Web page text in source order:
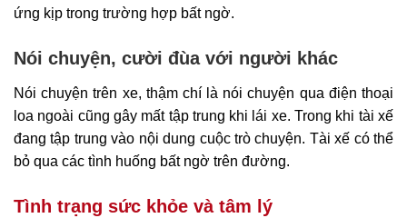
ứng kịp trong trường hợp bất ngờ.
Nói chuyện, cười đùa với người khác
Nói chuyện trên xe, thậm chí là nói chuyện qua điện thoại
loa ngoài cũng gây mất tập trung khi lái xe. Trong khi tài xế
đang tập trung vào nội dung cuộc trò chuyện. Tài xế có thể
bỏ qua các tình huống bất ngờ trên đường.
Tình trạng sức khỏe và tâm lý